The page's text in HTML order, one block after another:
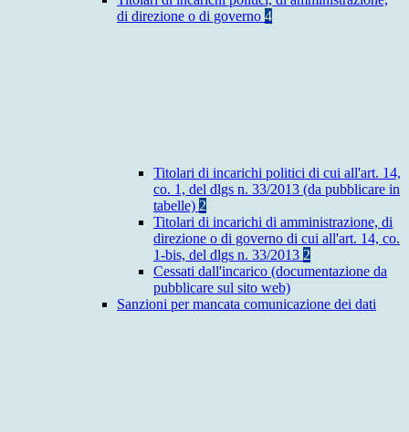
di direzione o di governo 4
Titolari di incarichi politici di cui all'art. 14,
co. 1, del dlgs n. 33/2013 (da pubblicare in
tabelle) 2
Titolari di incarichi di amministrazione, di
direzione o di governo di cui all'art. 14, co.
1-bis, del dlgs n. 33/2013 2
Cessati dall'incarico (documentazione da
pubblicare sul sito web)
Sanzioni per mancata comunicazione dei dati